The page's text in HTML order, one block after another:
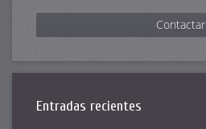
Contactar
Entradas recientes